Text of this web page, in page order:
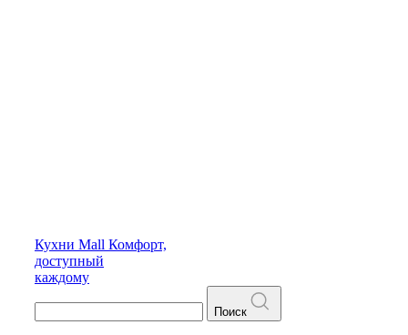
Кухни Mall Комфорт,
доступный
каждому
Поиск